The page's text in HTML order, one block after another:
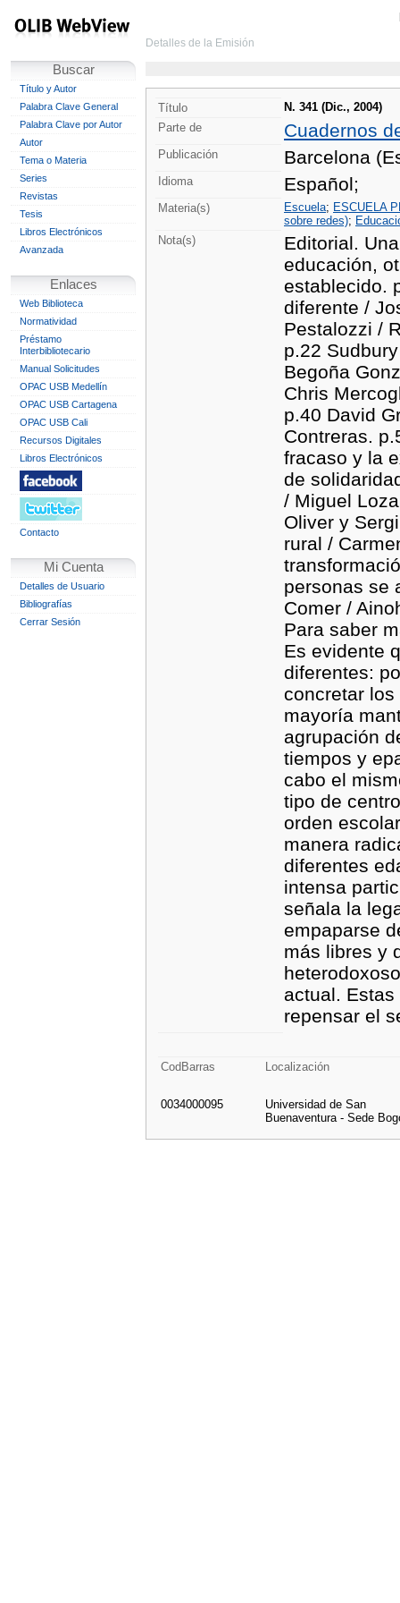
Buscar
Título y Autor
Palabra Clave General
Palabra Clave por Autor
Autor
Tema o Materia
Series
Revistas
Tesis
Libros Electrónicos
Avanzada
Enlaces
Web Biblioteca
Normatividad
Préstamo
Interbibliotecario
Manual Solicitudes
OPAC USB Medellín
OPAC USB Cartagena
OPAC USB Cali
Recursos Digitales
Libros Electrónicos
Contacto
Mi Cuenta
Detalles de Usuario
Bibliografías
Cerrar Sesión
Detalles de la Emisión
Título
N. 341 (Dic., 2004)
Parte de
Cuadernos
Publicación Barcelona
Idioma Español;
Materia(s) Escuela; ESCUELA
sobre redes);
Nota(s)
Editorial.
educación,
establecido.
diferente /
Pestalozzi /
p.22
Begoña
Chris
p.40 David
Contreras.
fracaso y la
de
/ Miguel
Oliver y
rural /
personas se
Comer /
Para saber
Es evidente
diferentes:
concretar
mayoría
agrupación
tiempos y
cabo el
tipo de
orden
manera
diferentes
intensa
señala la
empaparse
más libres y
actual.
repensar el
CodBarras Localización
0034000095
Universidad de San
Buenaventura - Sede